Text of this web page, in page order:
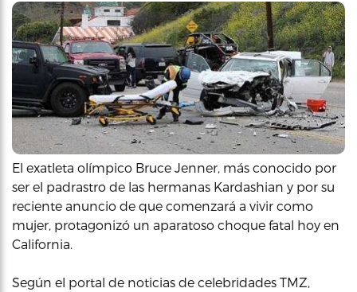
El exatleta olímpico Bruce Jenner, más conocido por
ser el padrastro de las hermanas Kardashian y por su
reciente anuncio de que comenzará a vivir como
mujer, protagonizó un aparatoso choque fatal hoy en
California.
Según el portal de noticias de celebridades TMZ,